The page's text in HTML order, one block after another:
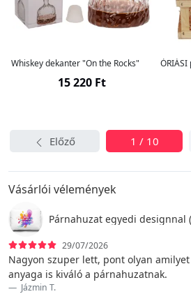
Vásárlói vélemények
Párnahuzat egyedi designnal
29/07/2026
Nagyon szuper lett, pont olyan
anyaga is kiváló a párnahuzatnak.
Jázmin T.
Whiskey dekanter "On the Rocks"
15 220 Ft
Előző 1 / 10